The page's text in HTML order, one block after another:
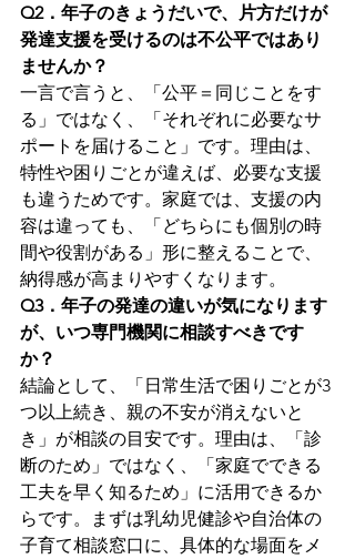
Q2．年子のきょうだいで、片方だけが
発達支援を受けるのは不公平ではあり
ませんか？
一言で言うと、「公平＝同じことをす
る」ではなく、「それぞれに必要なサ
ポートを届けること」です。理由は、
特性や困りごとが違えば、必要な支援
も違うためです。家庭では、支援の内
容は違っても、「どちらにも個別の時
間や役割がある」形に整えることで、
納得感が高まりやすくなります。
Q3．年子の発達の違いが気になります
が、いつ専門機関に相談すべきです
か？
結論として、「日常生活で困りごとが3
つ以上続き、親の不安が消えないと
き」が相談の目安です。理由は、「診
断のため」ではなく、「家庭でできる
工夫を早く知るため」に活用できるか
らです。まずは乳幼児健診や自治体の
子育て相談窓口に、具体的な場面をメ